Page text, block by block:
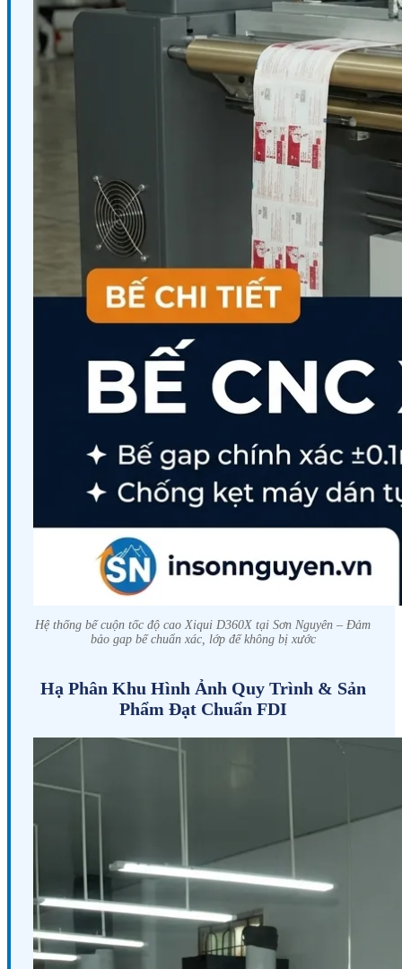
Hệ thống bế cuộn tốc độ cao Xiqui D360X tại Sơn Nguyên – Đảm
bảo gap bế chuẩn xác, lớp đế không bị xước
Hạ Phân Khu Hình Ảnh Quy Trình & Sản
Phẩm Đạt Chuẩn FDI